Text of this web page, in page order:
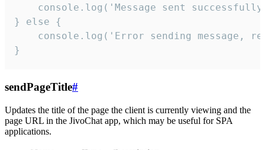
console.log('Message sent
} else {
console.log('Error sending message,
}
sendPageTitle#
Updates the title of the page the client is currently viewing and the
page URL in the JivoChat app, which may be useful for SPA
applications.